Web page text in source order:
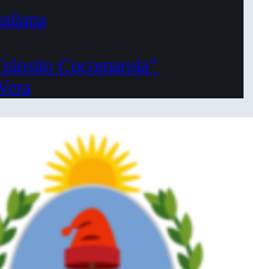
Cocomarola”